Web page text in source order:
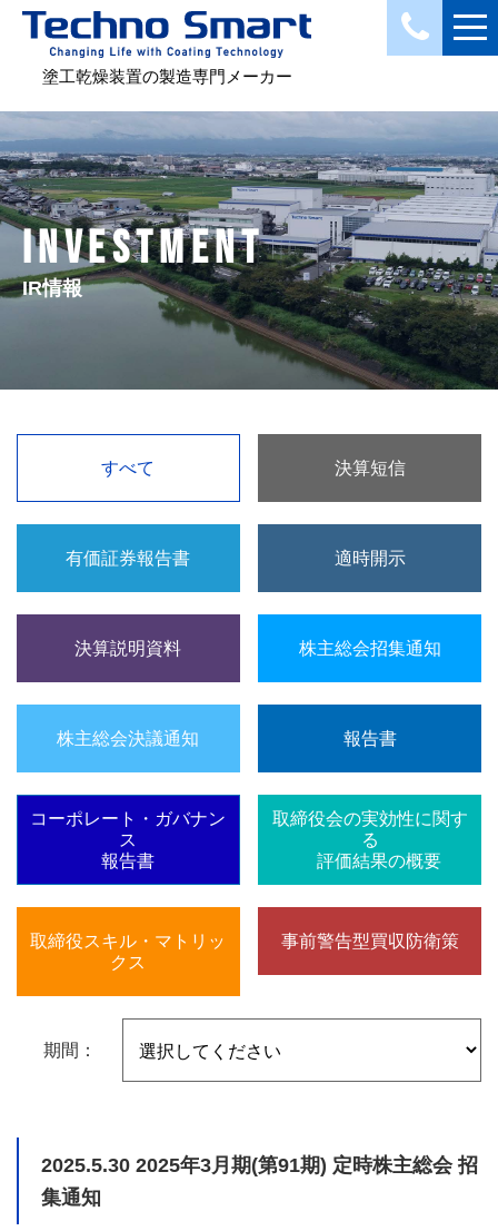
塗工乾燥装置の製造専門メーカー
INVESTMENT
IR情報
すべて 決算短信
有価証券報告書 適時開示
決算説明資料 株主総会招集通知
株主総会決議通知 報告書
コーポレート・ガバナン
ス
報告書
取締役会の実効性に関す
る
評価結果の概要
取締役スキル・マトリッ
クス
事前警告型買収防衛策
期間：
2025.5.30 2025年3月期(第91期) 定時株主総会 招
集通知